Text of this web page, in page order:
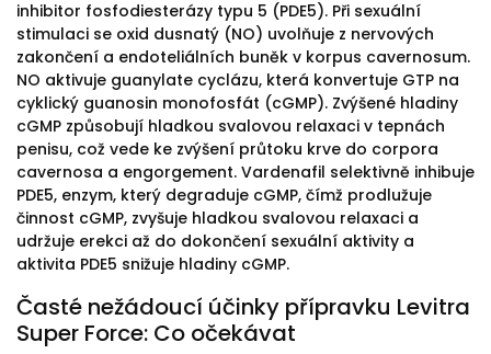
inhibitor fosfodiesterázy typu 5 (PDE5). Při sexuální
stimulaci se oxid dusnatý (NO) uvolňuje z nervových
zakončení a endoteliálních buněk v korpus cavernosum.
NO aktivuje guanylate cyclázu, která konvertuje GTP na
cyklický guanosin monofosfát (cGMP). Zvýšené hladiny
cGMP způsobují hladkou svalovou relaxaci v tepnách
penisu, což vede ke zvýšení průtoku krve do corpora
cavernosa a engorgement. Vardenafil selektivně inhibuje
PDE5, enzym, který degraduje cGMP, čímž prodlužuje
činnost cGMP, zvyšuje hladkou svalovou relaxaci a
udržuje erekci až do dokončení sexuální aktivity a
aktivita PDE5 snižuje hladiny cGMP.
Časté nežádoucí účinky přípravku Levitra
Super Force: Co očekávat